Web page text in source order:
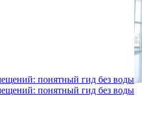
понятный гид без воды
понятный гид без воды